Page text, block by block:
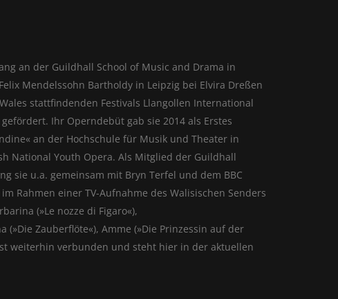
an der Guildhall School of Music and Drama in
Mendelssohn Bartholdy in Leipzig bei Elvira Dreßen
stattfindenden Festivals Llangollen International
Ihr Operndebüt gab sie 2014 als Erstes
an der Hochschule für Musik und Theater in
National Youth Opera. Als Mitglied der Guildhall
sie u.a. gemeinsam mit Bryn Terfel und dem BBC
Rahmen einer TV-Aufnahme des Walisischen Senders
(»Le nozze di Figaro«),
(»Die Zauberflöte«), Amme (»Die Prinzessin auf der
weiterhin verbunden und steht hier in der aktuellen